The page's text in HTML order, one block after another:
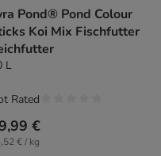
Pond® Pond Colour
Koi Mix Fischfutter
L
€
€ / kg
Rated